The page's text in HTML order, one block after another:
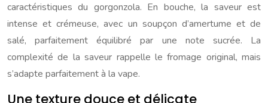
caractéristiques du gorgonzola. En bouche, la saveur est
intense et crémeuse, avec un soupçon d’amertume et de
salé, parfaitement équilibré par une note sucrée. La
complexité de la saveur rappelle le fromage original, mais
s’adapte parfaitement à la vape.
Une texture douce et délicate